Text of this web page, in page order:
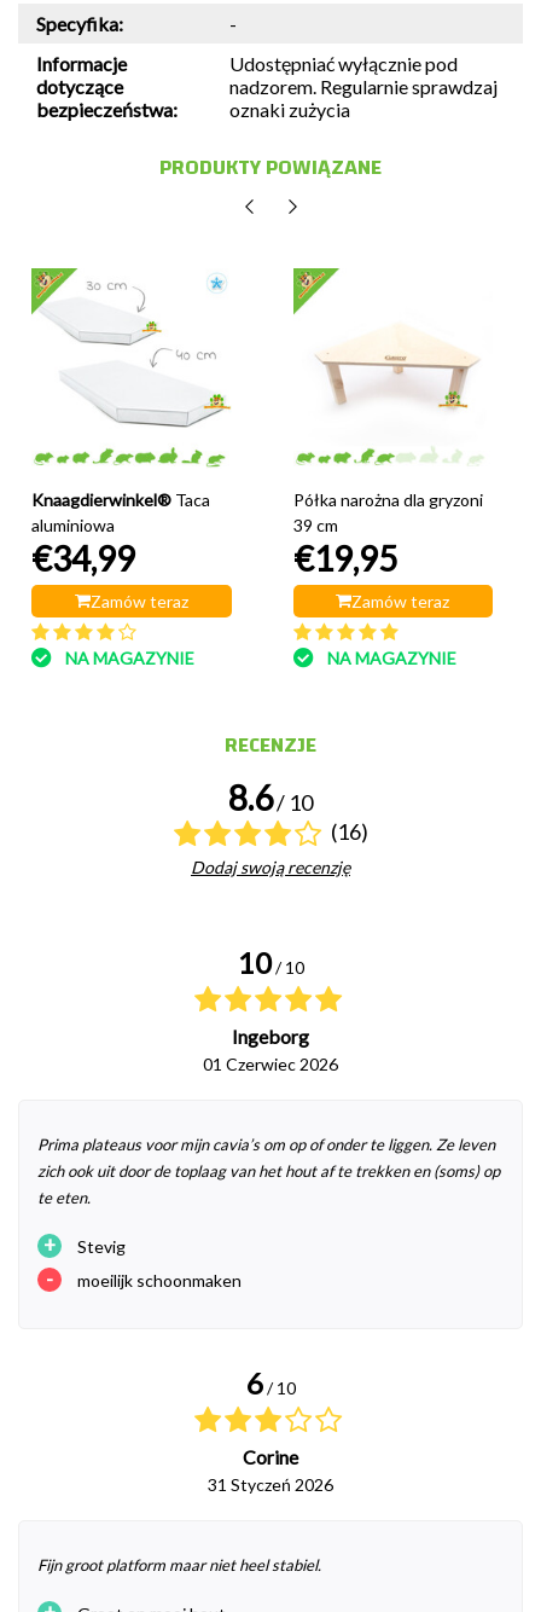
Specyfika:
-
Informacje
dotyczące
bezpieczeństwa:
Udostępniać wyłącznie pod
nadzorem. Regularnie sprawdzaj
oznaki zużycia
PRODUKTY POWIĄZANE
Knaagdierwinkel® Taca
aluminiowa
€34,99
Zamów teraz
NA MAGAZYNIE
Półka narożna dla gryzoni
39 cm
€19,95
Zamów teraz
NA MAGAZYNIE
RECENZJE
8.6/ 10
(16)
Dodaj swoją recenzję
10 / 10
Ingeborg
01 Czerwiec 2026
Prima plateaus voor mijn cavia’s om op of onder te liggen. Ze leven
zich ook uit door de toplaag van het hout af te trekken en (soms) op
te eten.
+ Stevig
- moeilijk schoonmaken
6 / 10
Corine
31 Styczeń 2026
Fijn groot platform maar niet heel stabiel.